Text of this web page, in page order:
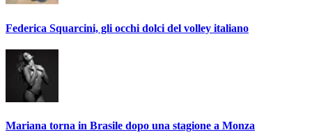
Federica Squarcini, gli occhi dolci del volley italiano
Mariana torna in Brasile dopo una stagione a Monza